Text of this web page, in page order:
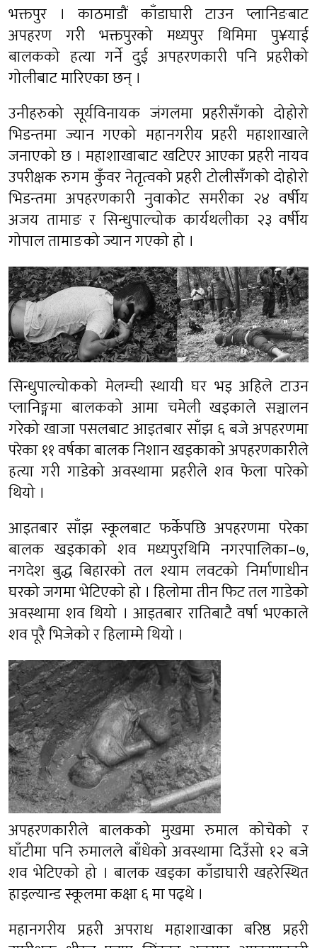
भक्तपुर । काठमाडौं काँडाघारी टाउन प्लानिङबाट
अपहरण गरी भक्तपुरको मध्यपुर थिमिमा पु¥याई
बालकको हत्या गर्ने दुई अपहरणकारी पनि प्रहरीको
गोलीबाट मारिएका छन् ।
उनीहरुको सूर्यविनायक जंगलमा प्रहरीसँगको दोहोरो
भिडन्तमा ज्यान गएको महानगरीय प्रहरी महाशाखाले
जनाएको छ । महाशाखाबाट खटिएर आएका प्रहरी नायव
उपरीक्षक रुगम कुँवर नेतृत्वको प्रहरी टोलीसँगको दोहोरो
भिडन्तमा अपहरणकारी नुवाकोट समरीका २४ वर्षीय
अजय तामाङ र सिन्धुपाल्चोक कार्यथलीका २३ वर्षीय
गोपाल तामाङको ज्यान गएको हो ।
सिन्धुपाल्चोकको मेलम्ची स्थायी घर भइ अहिले टाउन
प्लानिङ्गमा बालकको आमा चमेली खड्काले सञ्चालन
गरेको खाजा पसलबाट आइतबार साँझ ६ बजे अपहरणमा
परेका ११ वर्षका बालक निशान खड्काको अपहरणकारीले
हत्या गरी गाडेको अवस्थामा प्रहरीले शव फेला पारेको
थियो ।
आइतबार साँझ स्कूलबाट फर्केपछि अपहरणमा परेका
बालक खड्काको शव मध्यपुरथिमि नगरपालिका–७,
नगदेश बुद्ध बिहारको तल श्याम लवटको निर्माणाधीन
घरको जगमा भेटिएको हो । हिलोमा तीन फिट तल गाडेको
अवस्थामा शव थियो । आइतबार रातिबाटै वर्षा भएकाले
शव पूरै भिजेको र हिलाम्मे थियो ।
अपहरणकारीले बालकको मुखमा रुमाल कोचेको र
घाँटीमा पनि रुमालले बाँधेको अवस्थामा दिउँसो १२ बजे
शव भेटिएको हो । बालक खड्का काँडाघारी खहरेस्थित
हाइल्यान्ड स्कूलमा कक्षा ६ मा पढ्थे ।
महानगरीय प्रहरी अपराध महाशाखाका बरिष्ठ प्रहरी